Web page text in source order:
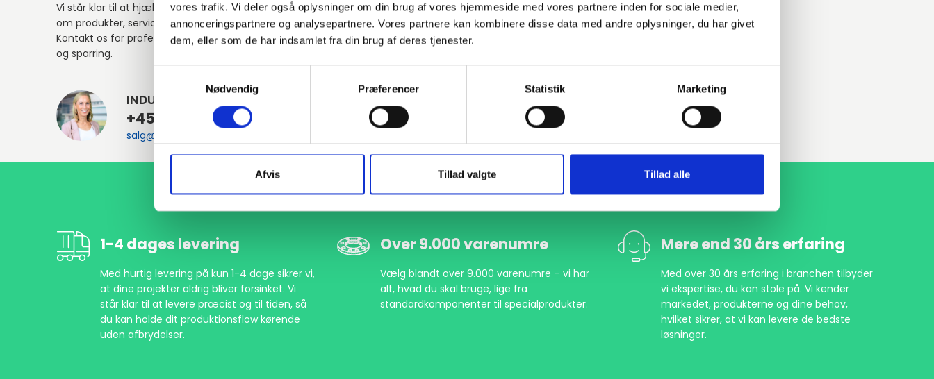
vores trafik. Vi deler også oplysninger om din brug af vores hjemmeside med vores partnere inden for sociale medier,
annonceringspartnere og analysepartnere. Vores partnere kan kombinere disse data med andre oplysninger, du har givet
dem, eller som de har indsamlet fra din brug af deres tjenester.
Nødvendig
Præferencer Statistik Marketing
Afvis Tillad valgte Tillad alle
Vi står klar til at hjælpe med spørgsmål
om produkter, service eller andet.
Kontakt os for professionel rådgivning
og sparring.
INDURA DK
+45 97 13 32 44
salg@indura.com
1-4 dages levering
Med hurtig levering på kun 1-4 dage sikrer vi,
at dine projekter aldrig bliver forsinket. Vi
står klar til at levere præcist og til tiden, så
du kan holde dit produktionsflow kørende
uden afbrydelser.
Over 9.000 varenumre
Vælg blandt over 9.000 varenumre – vi har
alt, hvad du skal bruge, lige fra
standardkomponenter til specialprodukter.
Mere end 30 års erfaring
Med over 30 års erfaring i branchen tilbyder
vi ekspertise, du kan stole på. Vi kender
markedet, produkterne og dine behov,
hvilket sikrer, at vi kan levere de bedste
løsninger.